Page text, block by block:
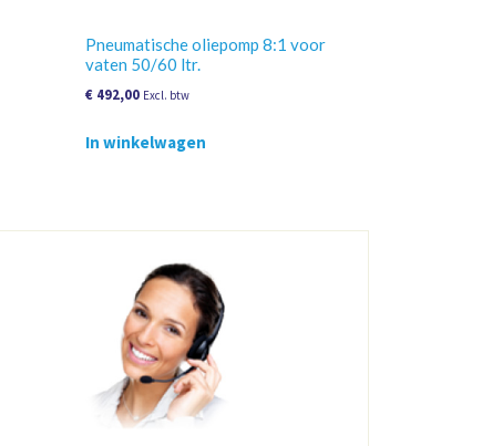
Pneumatische oliepomp 8:1 voor
vaten 50/60 ltr.
€ 492,00 Excl. btw
In winkelwagen